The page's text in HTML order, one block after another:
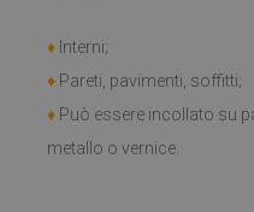
♦ Interni;
♦ Pareti, pavimenti, soffitti;
♦ Può essere incollato su
metallo o vernice.